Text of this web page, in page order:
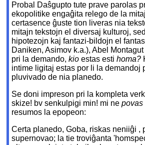
Probal Daŝgupto tute prave parolas
ekopolitike engaĝita relego de la
certasence ĝuste tion liveras nia
mitajn tekstojn el diversaj kulturoj,
hipotezojn kaj fantazi-bildojn el
Daniken, Asimov k.a.), Abel
pri la demando,kioestas estihoma?
intime ligitaj estas por li la demandoj
pluvivado de nia planedo.
Se doni impreson pri la kompleta
skize! bv senkulpigi min! mi nepovas
resumos la epopeon:
Certa planedo, Goba, riskas neniiĝi ,
supernovao; la tie troviĝanta